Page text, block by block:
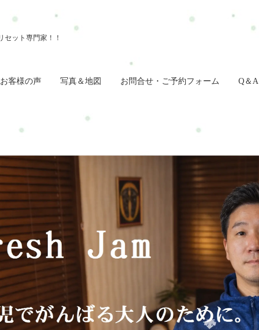
お客様の声 写真＆地図 お問合せ・ご予約フォーム Q＆A